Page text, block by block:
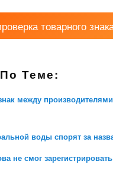
товарного
Теме:
между
воды спорят за
не смог